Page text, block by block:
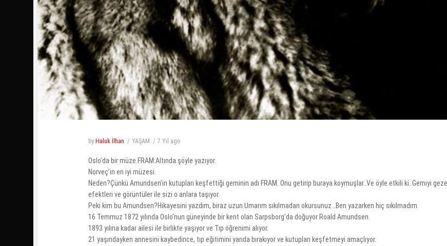
by Haluk İlhan YAŞAM 7 Yıl ago
Oslo’da bir müze.FRAM.Altında şöyle yazıyor.
Norveç’in en iyi müzesi.
Neden?Çünkü Amundsen’in kutupları keşfettiği geminin adı FRAM. Onu getirip buraya koymuşlar..Ve öyle etkili ki..Gemiyi
efektleri ve görüntüler ile sizi o anlara taşıyor.
Peki kim bu Amundsen?Hikayesini yazdım, biraz uzun.Umarım sıkılmadan okursunuz…Ben yazarken hiç sıkılmadım.
16 Temmuz 1872 yılında Oslo’nun güneyinde bir kent olan Sarpsborg’da doğuyor Roald Amundsen.
1893 yılına kadar ailesi ile birlikte yaşıyor ve Tıp öğrenimi alıyor.
21 yaşındayken annesini kaybedince, tıp eğitimini yarıda bırakıyor ve kutupları keşfetmeyi amaçlıyor.